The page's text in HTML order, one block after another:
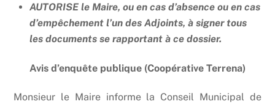
AUTORISE le Maire, ou en cas d’absence ou en cas
d’empêchement l’un des Adjoints, à signer tous
les documents se rapportant à ce dossier.
Avis d’enquête publique (Coopérative Terrena)
Monsieur le Maire informe la Conseil Municipal de